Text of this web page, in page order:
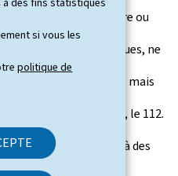
si vous les
politique de
infection (toux, fièvre ou
d'une zone à risques, ne
ou aux urgences, mais
ou, en cas d'urgence, le 112.
ne pas rendre visite à des